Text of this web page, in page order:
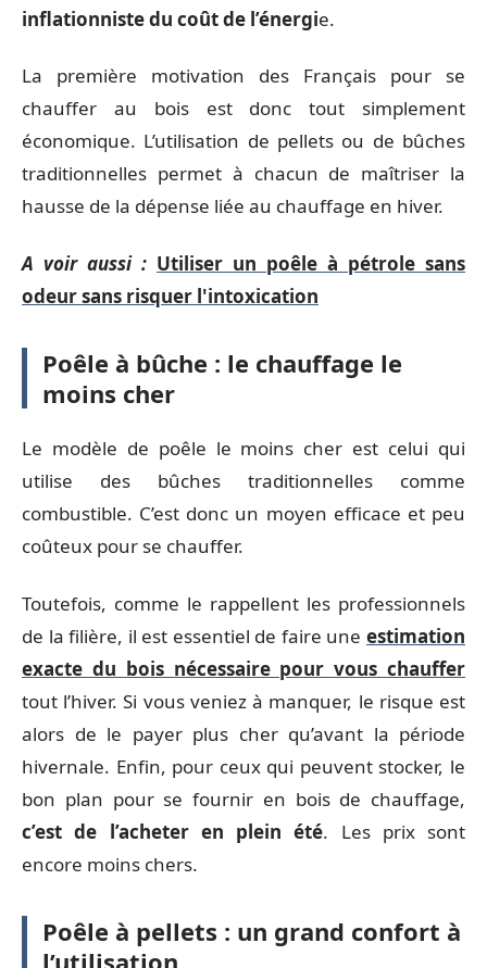
inflationniste du coût de l’énergie.
La première motivation des Français pour se
chauffer au bois est donc tout simplement
économique. L’utilisation de pellets ou de bûches
traditionnelles permet à chacun de maîtriser la
hausse de la dépense liée au chauffage en hiver.
A voir aussi : Utiliser un poêle à pétrole sans
odeur sans risquer l'intoxication
Poêle à bûche : le chauffage le
moins cher
Le modèle de poêle le moins cher est celui qui
utilise des bûches traditionnelles comme
combustible. C’est donc un moyen efficace et peu
coûteux pour se chauffer.
Toutefois, comme le rappellent les professionnels
de la filière, il est essentiel de faire une estimation
exacte du bois nécessaire pour vous chauffer
tout l’hiver. Si vous veniez à manquer, le risque est
alors de le payer plus cher qu’avant la période
hivernale. Enfin, pour ceux qui peuvent stocker, le
bon plan pour se fournir en bois de chauffage,
c’est de l’acheter en plein été. Les prix sont
encore moins chers.
Poêle à pellets : un grand confort à
l’utilisation